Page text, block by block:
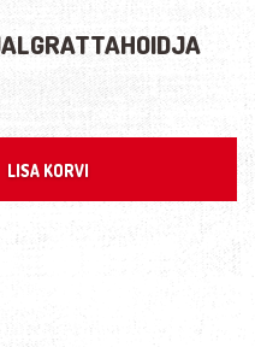
LISA KORVI